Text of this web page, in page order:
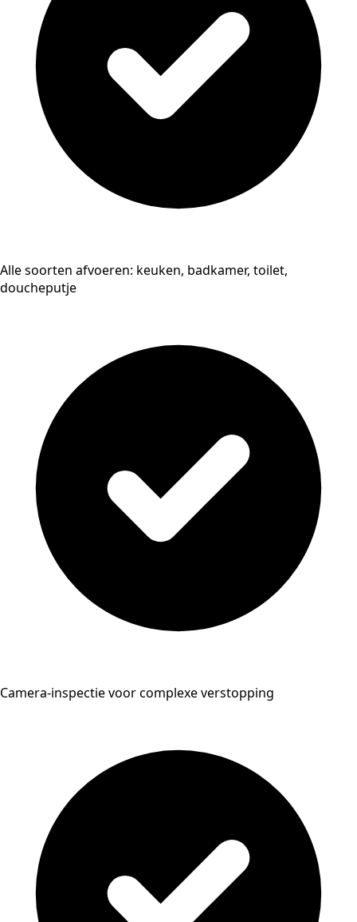
Alle soorten afvoeren: keuken, badkamer, toilet,
doucheputje
Camera-inspectie voor complexe verstopping